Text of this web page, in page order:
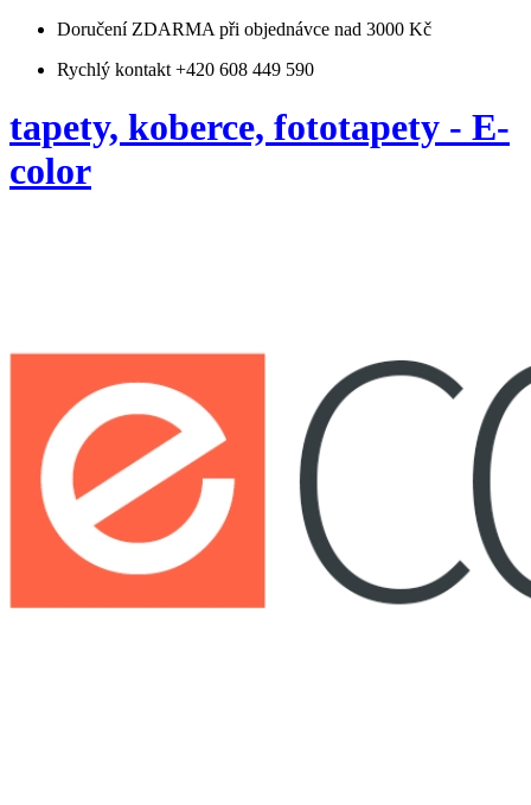
Doručení ZDARMA při objednávce nad 3000 Kč
Rychlý kontakt +420 608 449 590
tapety, koberce, fototapety - E-
color